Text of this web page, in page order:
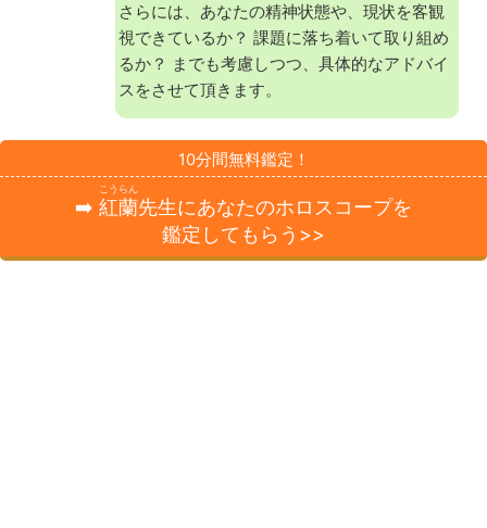
さらには、あなたの精神状態や、現状を客観
視できているか？ 課題に落ち着いて取り組め
るか？ までも考慮しつつ、具体的なアドバイ
スをさせて頂きます。
10分間無料鑑定！
➡️ 紅蘭
こうらん
先生にあなたのホロスコープを
鑑定してもらう>>